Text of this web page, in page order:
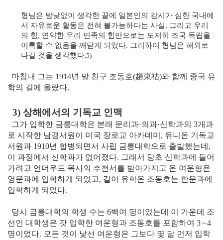
형님은 밤낮없이 생각한 끝에 일본인의 감시가 심한 국내에
서 자유로운 활동은 전혀 불가능하다는 사실, 그리고 우리
의 힘, 연약한 우리 민족의 힘만으로는 도저히 조국 독립을
이룩할 수 없음을 깨닫게 되었다. 그리하여 형님은 해외로
나갈 것을 생각했다.5)
마침내 그는 1914년 말 친구 조동호(趙東祜)와 함께 중국 유
학의 길에 올랐다.
3) 상해에서의 기독교 인맥
그가 입학한 금릉대학은 본래 문리과·의과·신학과의 3개과
로 시작한 남경서원이 미국 장로교 아카데미, 유니온 기독교
서원과 1910년 합병되면서 사립 금릉대학으로 출발했는데,
이 과정에서 신학과가 없어졌다. 그래서 당초 신학과에 들어
가려고 언더우드 목사의 추천서를 받아가지고 온 여운형은
영문과에 입학하게 되었고, 같이 유학온 조동호는 한문과에
입학하게 되었다.
당시 금릉대학의 학생 수는 6백여 명이었는데 이 가운데 조
선인 대학생은 갓 입학한 여운형과 조동호를 포함하여 3∼4
명이었다. 모든 것이 낯선 여운형은 그보다 몇 달 먼저 입학